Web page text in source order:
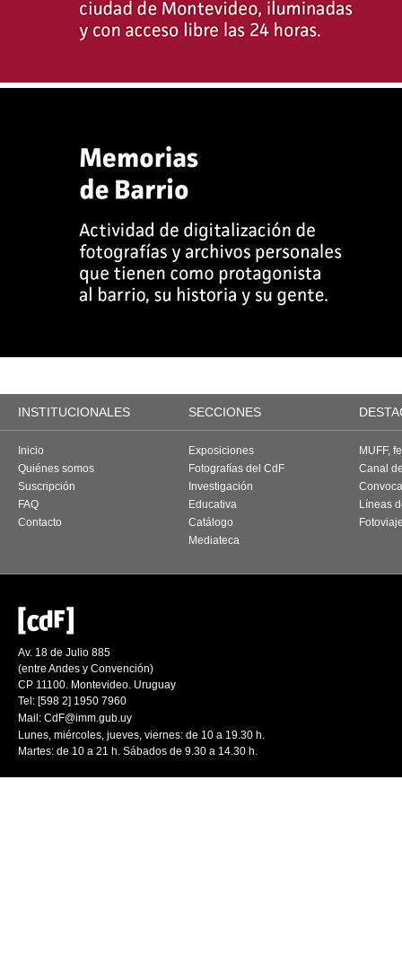
INSTITUCIONALES SECCIONES
Inicio
Quiénes somos
Suscripción
FAQ
Contacto
Exposiciones
Fotografías del CdF
Investigación
Educativa
Catálogo
Mediateca
MUFF,
Canal
Líneas
Av. 18 de Julio 885
(entre Andes y Convención)
CP 11100. Montevideo. Uruguay
Tel: [598 2] 1950 7960
Mail: CdF@imm.gub.uy
Lunes, miércoles, jueves, viernes: de 10 a 19.30 h.
Martes: de 10 a 21 h. Sábados de 9.30 a 14.30 h.